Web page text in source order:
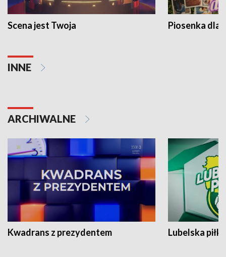
Scena jest Twoja Piosenka dla
INNE
ARCHIWALNE
Kwadrans z prezydentem Lubelska piłka